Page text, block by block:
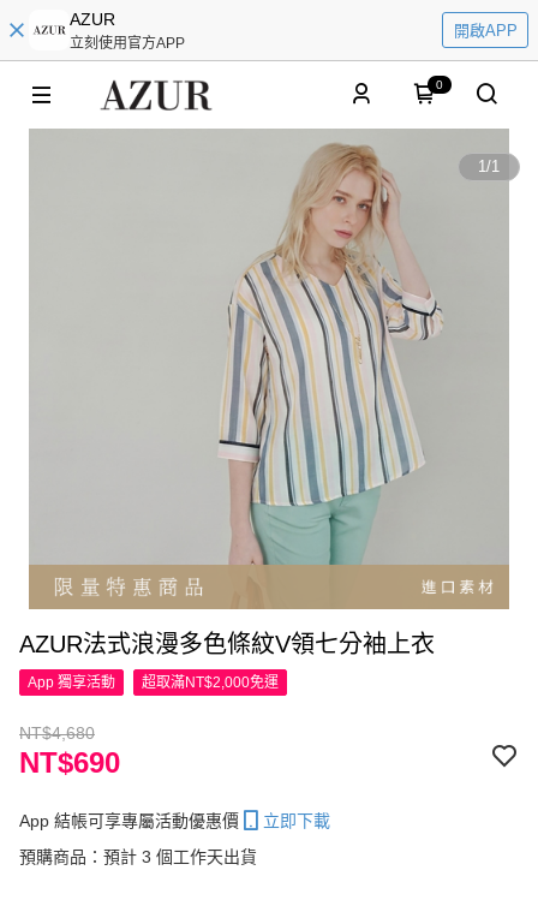
AZUR
立刻使用官方APP
開啟APP
0
1/1
AZUR法式浪漫多色條紋V領七分袖上衣
App 獨享活動 超取滿NT$2,000免運
NT$4,680
NT$690
App 結帳可享專屬活動優惠價
立即下載
預購商品：預計 3 個工作天出貨